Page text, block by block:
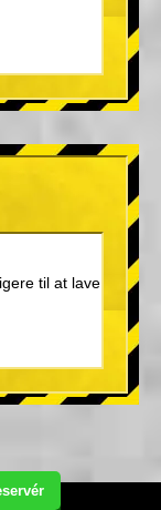
til at lave